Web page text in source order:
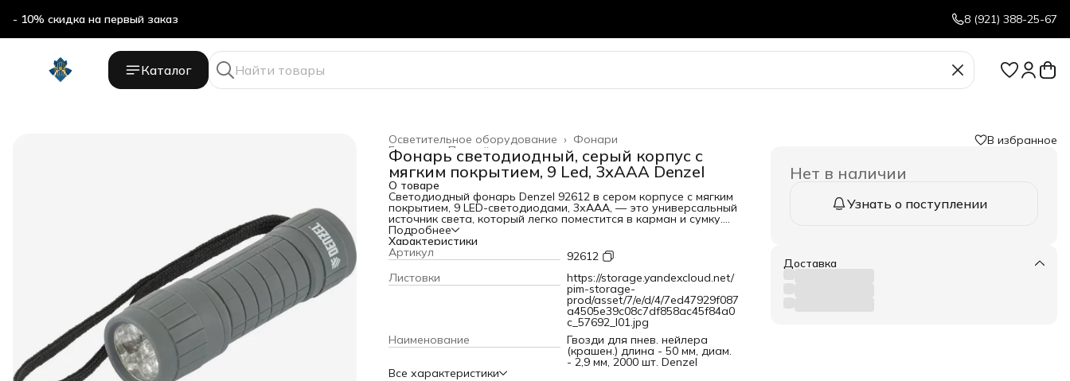
- 10% скидка на первый заказ 8 (921) 388-25-67
Каталог
Фонари
Осветительное оборудование ›
Прочий инструмент ›
Главная ›
Фонарь светодиодный, серый корпус с
мягким покрытием, 9 Led, 3хААА Denzel
О товаре
Светодиодный фонарь Denzel 92612 в сером корпусе с мягким
покрытием, 9 LED-светодиодами, 3хААА, — это универсальный
источник света, который легко поместится в карман и сумку.
Его удобно брать с собой в походы, на рыбалку или
применять в домашних условиях. Фонарь оснащен 9 яркими
светодиодами, которые генерируют теплый
свет.ПреимуществаЗа счет покрытия Soft-touch фонарь не
проскальзывает в руках, что повышает удобство
эксплуатации.Фонарь питается от 3 батареек типа ААА,
поэтому его можно брать с собой в места, где нет
возможности подзарядки.Ремешок позволяет фиксировать
фонарь на запястье или подвешивать на крючок для
удобства транспортировки и хранения.
Подробнее
Характеристики
Артикул
92612
Листовки
https://storage.yandexcloud.net/
pim-storage-
prod/asset/7/e/d/4/7ed47929f087
a4505e39c08c7df858ac45f84a0
c_57692_l01.jpg
Наименование
Гвозди для пнев. нейлера
(крашен.) длина - 50 мм, диам.
- 2,9 мм, 2000 шт. Denzel
Все характеристики
В избранное
Нет в наличии
Узнать о поступлении
Доставка